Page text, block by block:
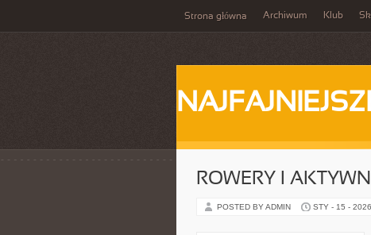
Strona główna Archiwum Klub
ROWERY I
POSTED BY ADMIN STY - 15 - 2026